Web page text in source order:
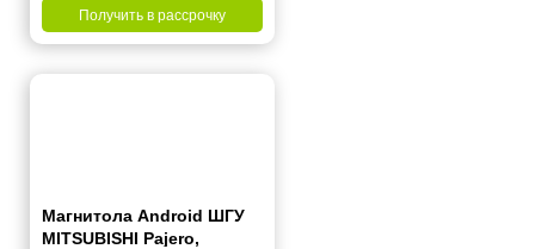
Получить в рассрочку
Магнитола Android ШГУ
MITSUBISHI Pajero,